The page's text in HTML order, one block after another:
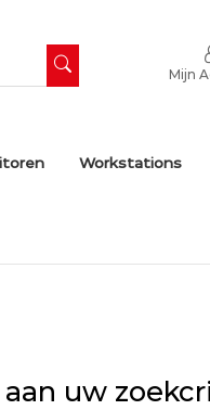
Mijn
Workstations
uw